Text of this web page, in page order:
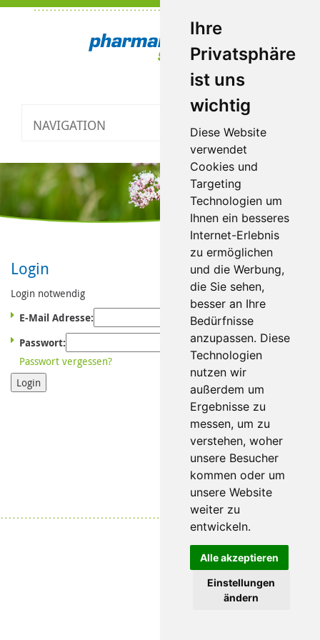
Ihre
Privatsphäre
ist uns
wichtig
Diese Website
verwendet
Cookies und
Targeting
Technologien um
Ihnen ein besseres
Internet-Erlebnis
zu ermöglichen
und die Werbung,
die Sie sehen,
besser an Ihre
Bedürfnisse
anzupassen. Diese
Technologien
nutzen wir
außerdem um
Ergebnisse zu
messen, um zu
verstehen, woher
unsere Besucher
kommen oder um
unsere Website
weiter zu
entwickeln.
Alle akzeptieren
Einstellungen
ändern
NAVIGATION
Login
Login notwendig
E-Mail Adresse:
Passwort:
Passwort vergessen?
Login
Datenschutz|